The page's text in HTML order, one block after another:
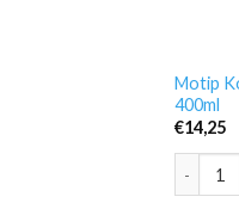
Motip
400ml
€14,25
Motip